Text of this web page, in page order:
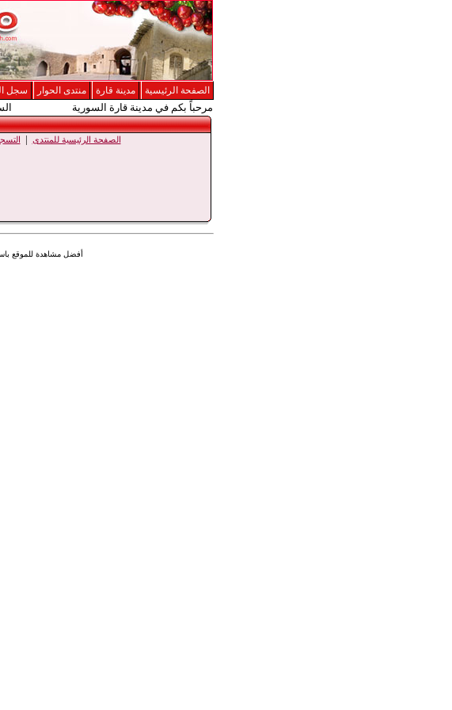
الصفحة الرئيسية مدينة قارة منتدى الحوار سجل
مرحباً بكم في مدينة قارة السورية السبت 8/
الصفحة الرئيسية للمنتدى |
أفضل مشاهدة للموقع باستخدام متصفح